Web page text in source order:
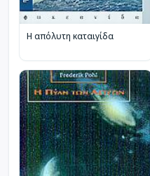
Η απόλυτη καταιγίδα